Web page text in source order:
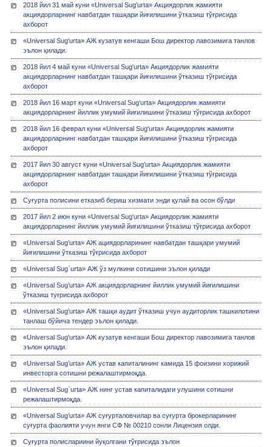
2018 йил 31 май куни «Universal Sug'urta» Акциядорлик жамияти
акциядорларнинг навбатдан ташқари йиғилишини ўтказиш тўғрисида
ахборот
«Universal Sug'urta» АЖ кузатув кенгаши Бош директор лавозимига танлов
эълон қилади.
2018 йил 4 май куни «Universal Sug'urta» Акциядорлик жамияти
акциядорларнинг навбатдан ташқари йиғилишини ўтказиш тўғрисида
ахборот
2018 йил 16 март куни «Universal Sug'urta» Акциядорлик жамияти
акциядорларнинг йиллик умумий йиғилишини ўтказиш тўғрисида ахборот
2018 йил 16 феврал куни «Universal Sug'urta» Акциядорлик жамияти
акциядорларнинг навбатдан ташқари йиғилишини ўтказиш тўғрисида
ахборот
2017 йил 30 август куни «Universal Sug'urta» Акциядорлик жамияти
акциядорларнинг навбатдан ташқари йиғилишини ўтказиш тўғрисида
ахборот
Суғурта полисини етказиб бериш хизмати энди қулай ва осон бўлди
2017 йил 2 июн куни «Universal Sug'urta» Акциядорлик жамияти
акциядорларнинг йиллик умумий йиғилишини ўтказиш тўғрисида ахборот
«Universal Sug’urta» АЖ ациядорларининг навбатдан ташқари умумий
йиғилишини ўтказиш тўғрисида ахборот
«Universal Sug`urta» АЖ ўз мулкини сотишини эълон қилади
«Universal Sug’urta» АЖ акциядорларнинг йиллик умумий йиғилишини
ўтказиш туғрисида ахборот
«Universal Sug'urta» АЖ ташқи аудит ўтказиш учун аудиторлик ташкилотини
танлаш бўйича тендер эълон қилади.
«Universal Sug'urta» АЖ кузатув кенгаши Бош директор лавозимига танлов
эълон қилади.
«Universal Sug’urta» АЖ устав капиталининг камида 15 фоизини хорижий
инвесторга сотишни режалаштирмоқда.
«Universal Sug`urta» АЖ нинг устав капиталидаги улушини сотишни
режалаштирмоқда.
«Univеrsal Sug’urta» АЖ суғурталовчилар ва суғурта брокерларининг
суғурта фаолияти учун янги СФ № 00210 сонли Лицензия олди.
Суғурта полислариини йуқолгани тўғрисида эълон